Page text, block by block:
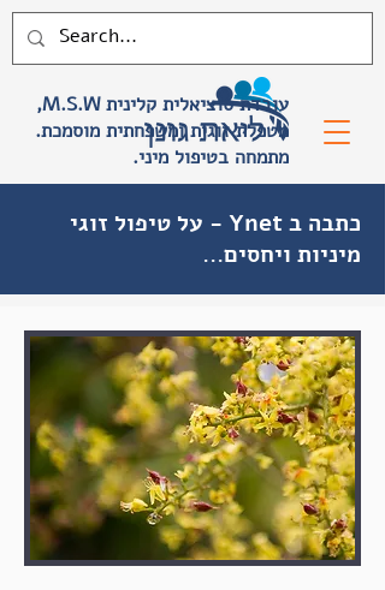
,M.S.W עובדת סוציאלית קלינית
.מטפלת זוגית ומשפחתית מוסמכת
.מתמחה בטיפול מיני
על טיפול זוגי - Ynet כתבה ב
...מיניות ויחסים